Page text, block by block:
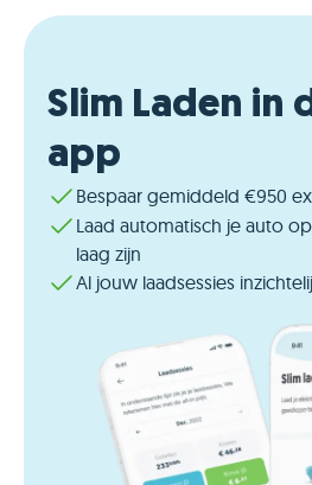
Slim Laden in
app
Bespaar gemiddeld €950
Laad automatisch je auto
laag zijn
Al jouw laadsessies